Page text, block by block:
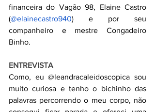
financeira do Vagão 98, Elaine Castro
(@elainecastro940) e por seu
companheiro e mestre Congadeiro
Binho.
ENTREVISTA
Como, eu @leandracaleidoscopica sou
muito curiosa e tenho o bichinho das
palavras percorrendo o meu corpo, não